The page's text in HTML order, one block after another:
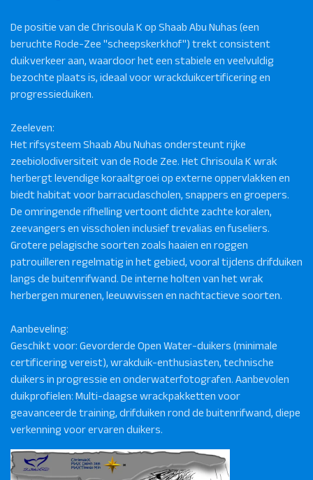
De positie van de Chrisoula K op Shaab Abu Nuhas (een
beruchte Rode-Zee "scheepskerkhof") trekt consistent
duikverkeer aan, waardoor het een stabiele en veelvuldig
bezochte plaats is, ideaal voor wrackduikcertificering en
progressieduiken.
Zeeleven:
Het rifsysteem Shaab Abu Nuhas ondersteunt rijke
zeebiolodiversiteit van de Rode Zee. Het Chrisoula K wrak
herbergt levendige koraaltgroei op externe oppervlakken en
biedt habitat voor barracudascholen, snappers en groepers.
De omringende rifhelling vertoont dichte zachte koralen,
zeevangers en visscholen inclusief trevalias en fuseliers.
Grotere pelagische soorten zoals haaien en roggen
patrouilleren regelmatig in het gebied, vooral tijdens drifduiken
langs de buitenrifwand. De interne holten van het wrak
herbergen murenen, leeuwvissen en nachtactieve soorten.
Aanbeveling:
Geschikt voor: Gevorderde Open Water-duikers (minimale
certificering vereist), wrakduik-enthusiasten, technische
duikers in progressie en onderwaterfotografen. Aanbevolen
duikprofielen: Multi-daagse wrackpakketten voor
geavanceerde training, drifduiken rond de buitenrifwand, diepe
verkenning voor ervaren duikers.